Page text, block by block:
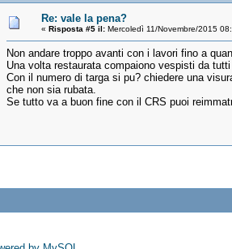
Re: vale la pena?
« Risposta #5 il: Mercoledì 11/Novembre/2015
Non andare troppo avanti con i lavori fino a
Una volta restaurata compaiono vespisti da
Con il numero di targa si pu? chiedere una
che non sia rubata.
Se tutto va a buon fine con il CRS puoi